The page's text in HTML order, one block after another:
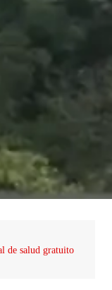
de salud gratuito